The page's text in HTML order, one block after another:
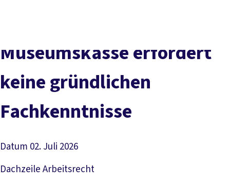
Service
Mitmachen Politik
Museumskasse erfordert
keine gründlichen
Fachkenntnisse
Datum 02. Juli 2026
DachzeileArbeitsrecht